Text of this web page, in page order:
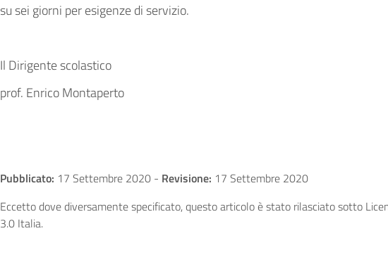
su sei giorni per esigenze di servizio.
Il Dirigente scolastico
prof. Enrico Montaperto
Pubblicato: 17 Settembre 2020 - Revisione: 17 Settembre 2020
Eccetto dove diversamente specificato, questo articolo è stato rilasciato sotto
3.0 Italia.